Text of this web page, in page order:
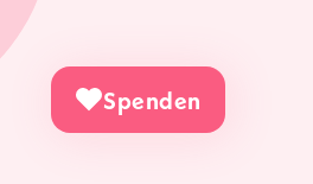
Spenden